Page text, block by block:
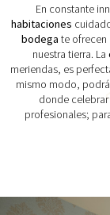
En constante
habitaciones
bodega te ofrecen
nuestra tierra. La
meriendas, es
mismo modo,
donde
profesionales;